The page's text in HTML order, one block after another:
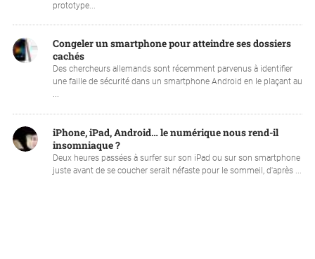
prototype...
Congeler un smartphone pour atteindre ses dossiers
cachés
Des chercheurs allemands sont récemment parvenus à identifier
une faille de sécurité dans un smartphone Android en le plaçant au
...
iPhone, iPad, Android… le numérique nous rend-il
insomniaque ?
Deux heures passées à surfer sur son iPad ou sur son smartphone
juste avant de se coucher serait néfaste pour le sommeil, d'après ...